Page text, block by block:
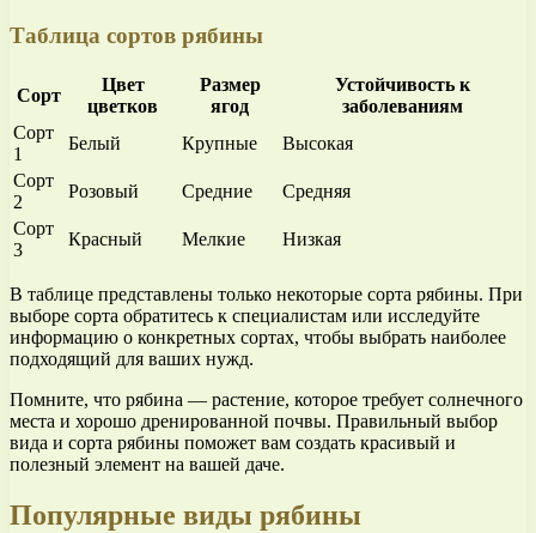
Таблица сортов рябины
Сорт
Цвет
цветков
Размер
ягод
Устойчивость к
заболеваниям
Сорт
1
Белый Крупные
Высокая
Сорт
2
Розовый Средние
Средняя
Сорт
3
Красный Мелкие Низкая
В таблице представлены только некоторые сорта рябины. При
выборе сорта обратитесь к специалистам или исследуйте
информацию о конкретных сортах, чтобы выбрать наиболее
подходящий для ваших нужд.
Помните, что рябина — растение, которое требует солнечного
места и хорошо дренированной почвы. Правильный выбор
вида и сорта рябины поможет вам создать красивый и
полезный элемент на вашей даче.
Популярные виды рябины